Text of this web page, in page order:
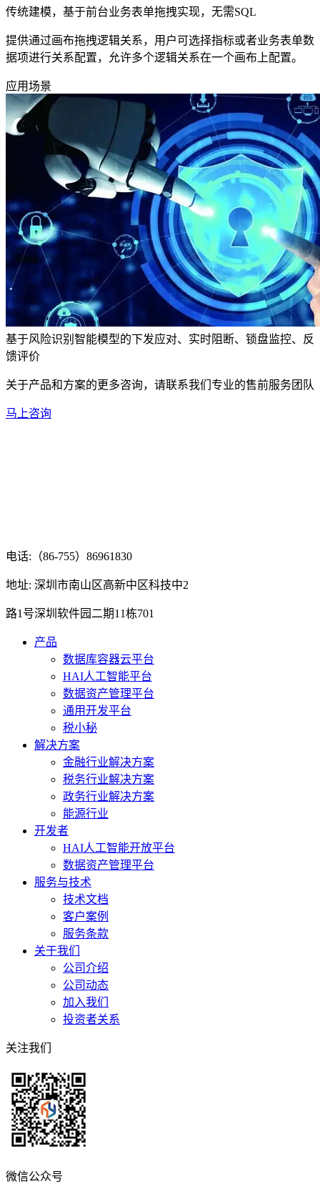
传统建模，基于前台业务表单拖拽实现，无需SQL
提供通过画布拖拽逻辑关系，用户可选择指标或者业务表单数
据项进行关系配置，允许多个逻辑关系在一个画布上配置。
应用场景
基于风险识别智能模型的下发应对、实时阻断、锁盘监控、反
馈评价
关于产品和方案的更多咨询，请联系我们专业的售前服务团队
马上咨询
电话:（86-755）86961830
地址: 深圳市南山区高新中区科技中2
路1号深圳软件园二期11栋701
产品
数据库容器云平台
HAI人工智能平台
数据资产管理平台
通用开发平台
税小秘
解决方案
金融行业解决方案
税务行业解决方案
政务行业解决方案
能源行业
开发者
HAI人工智能开放平台
数据资产管理平台
服务与技术
技术文档
客户案例
服务条款
关于我们
公司介绍
公司动态
加入我们
投资者关系
关注我们
微信公众号